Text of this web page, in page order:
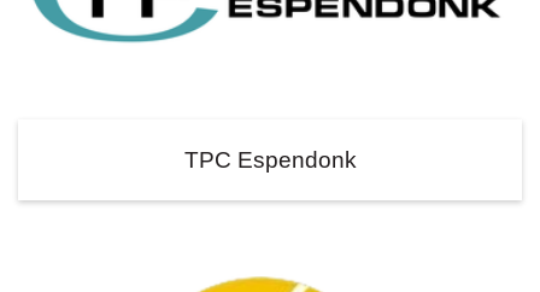
TPC Espendonk